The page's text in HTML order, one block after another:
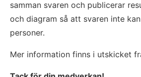
samman svaren och publicerar
och diagram så att svaren inte
personer.
Mer information finns i utskicket